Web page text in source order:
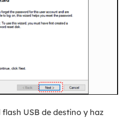
USB de destino y haz